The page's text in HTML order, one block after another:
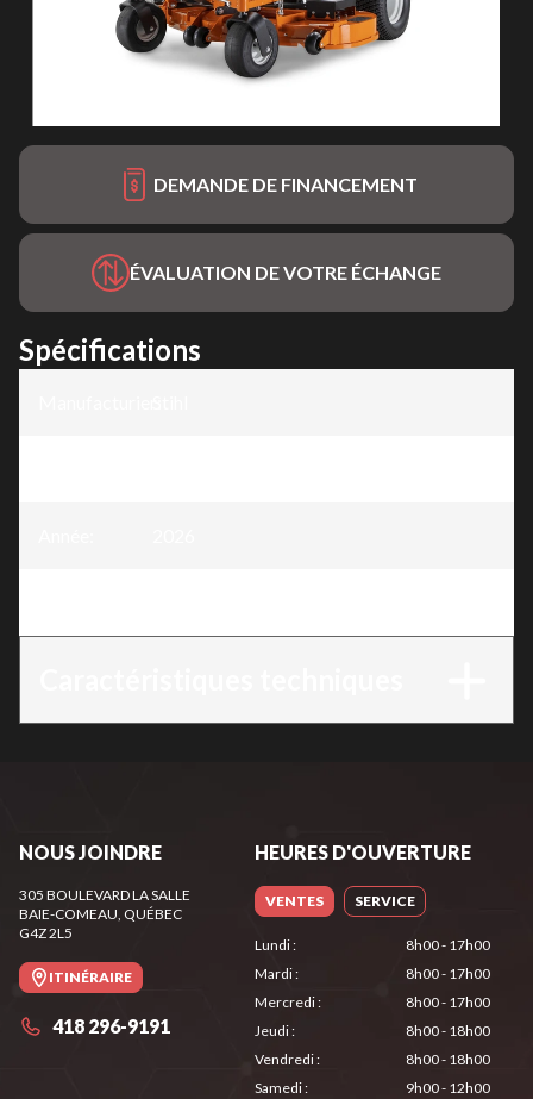
DEMANDE DE FINANCEMENT
ÉVALUATION DE VOTRE ÉCHANGE
Spécifications
NOUS JOINDRE
305 BOULEVARD LA SALLE
BAIE-COMEAU, QUÉBEC
G4Z 2L5
ITINÉRAIRE
418 296-9191
HEURES D'OUVERTURE
VENTES SERVICE
Lundi:
8h00 - 17h00
Mardi:
8h00 - 17h00
Mercredi:
8h00 - 17h00
Jeudi:
8h00 - 18h00
Vendredi:
8h00 - 18h00
Samedi: 9h00 - 12h00